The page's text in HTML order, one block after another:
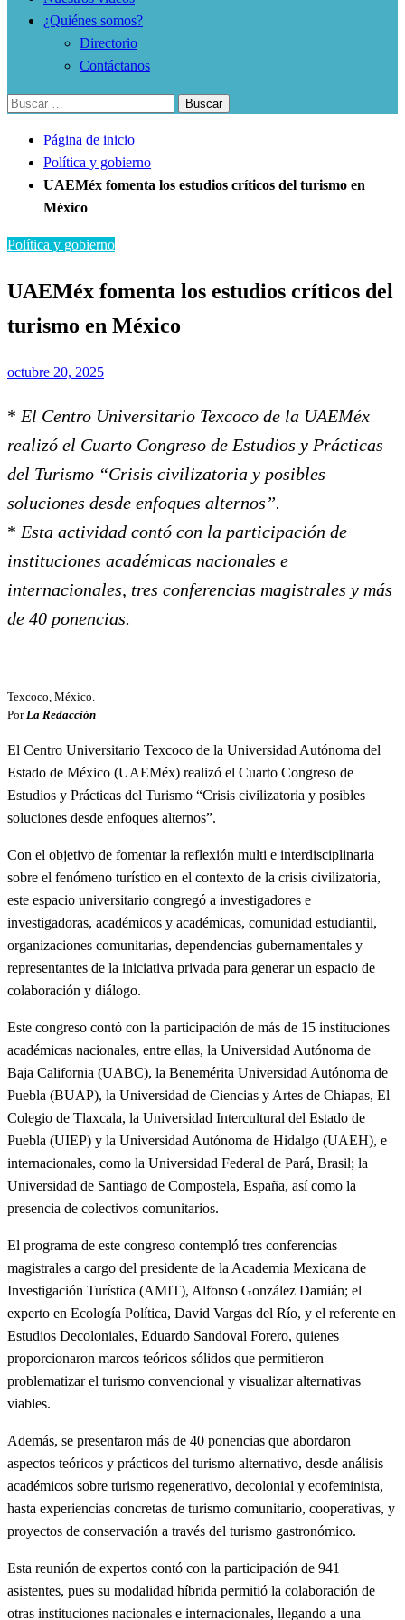
¿Quiénes somos?
Directorio
Contáctanos
Buscar:
Página de inicio
Política y gobierno
UAEMéx fomenta los estudios críticos del turismo en
México
Política y gobierno
UAEMéx fomenta los estudios críticos del
turismo en México
Publicado
octubre 20, 2025
* El Centro Universitario Texcoco de la UAEMéx
realizó el Cuarto Congreso de Estudios y Prácticas
del Turismo “Crisis civilizatoria y posibles
soluciones desde enfoques alternos”.
* Esta actividad contó con la participación de
instituciones académicas nacionales e
internacionales, tres conferencias magistrales y más
de 40 ponencias.
Texcoco, México.
Por La Redacción
El Centro Universitario Texcoco de la Universidad Autónoma del
Estado de México (UAEMéx) realizó el Cuarto Congreso de
Estudios y Prácticas del Turismo “Crisis civilizatoria y posibles
soluciones desde enfoques alternos”.
Con el objetivo de fomentar la reflexión multi e interdisciplinaria
sobre el fenómeno turístico en el contexto de la crisis civilizatoria,
este espacio universitario congregó a investigadores e
investigadoras, académicos y académicas, comunidad estudiantil,
organizaciones comunitarias, dependencias gubernamentales y
representantes de la iniciativa privada para generar un espacio de
colaboración y diálogo.
Este congreso contó con la participación de más de 15 instituciones
académicas nacionales, entre ellas, la Universidad Autónoma de
Baja California (UABC), la Benemérita Universidad Autónoma de
Puebla (BUAP), la Universidad de Ciencias y Artes de Chiapas, El
Colegio de Tlaxcala, la Universidad Intercultural del Estado de
Puebla (UIEP) y la Universidad Autónoma de Hidalgo (UAEH), e
internacionales, como la Universidad Federal de Pará, Brasil; la
Universidad de Santiago de Compostela, España, así como la
presencia de colectivos comunitarios.
El programa de este congreso contempló tres conferencias
magistrales a cargo del presidente de la Academia Mexicana de
Investigación Turística (AMIT), Alfonso González Damián; el
experto en Ecología Política, David Vargas del Río, y el referente en
Estudios Decoloniales, Eduardo Sandoval Forero, quienes
proporcionaron marcos teóricos sólidos que permitieron
problematizar el turismo convencional y visualizar alternativas
viables.
Además, se presentaron más de 40 ponencias que abordaron
aspectos teóricos y prácticos del turismo alternativo, desde análisis
académicos sobre turismo regenerativo, decolonial y ecofeminista,
hasta experiencias concretas de turismo comunitario, cooperativas, y
proyectos de conservación a través del turismo gastronómico.
Esta reunión de expertos contó con la participación de 941
asistentes, pues su modalidad híbrida permitió la colaboración de
otras instituciones nacionales e internacionales, llegando a una